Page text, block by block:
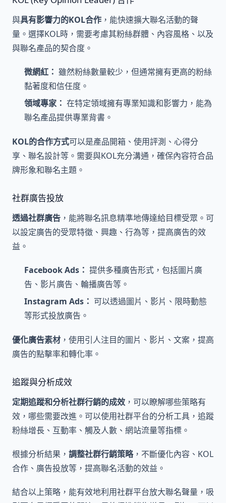
與具有影響力的KOL合作 ，能快速擴大聯名活動的聲
量。選擇KOL時，需要考慮其粉絲群體、內容風格、以及
與聯名產品的契合度。
微網紅： 雖然粉絲數量較少，但通常擁有更高的粉絲
黏著度和信任度。
領域專家： 在特定領域擁有專業知識和影響力，能為
聯名產品提供專業背書。
KOL的合作方式可以是產品開箱、使用評測、心得分
享、聯名設計等。需要與KOL充分溝通，確保內容符合品
牌形象和聯名主題。
社群廣告投放
透過社群廣告 ，能將聯名訊息精準地傳達給目標受眾。可
以設定廣告的受眾特徵、興趣、行為等，提高廣告的效
益。
Facebook Ads： 提供多種廣告形式，包括圖片廣
告、影片廣告、輪播廣告等。
Instagram Ads： 可以透過圖片、影片、限時動態
等形式投放廣告。
優化廣告素材 ，使用引人注目的圖片、影片、文案，提高
廣告的點擊率和轉化率。
追蹤與分析成效
定期追蹤和分析社群行銷的成效 ，可以瞭解哪些策略有
效，哪些需要改進。可以使用社群平台的分析工具，追蹤
粉絲增長、互動率、觸及人數、網站流量等指標。
根據分析結果， 調整社群行銷策略，不斷優化內容、KOL
合作、廣告投放等，提高聯名活動的效益。
結合以上策略，能有效地利用社群平台放大聯名聲量，吸